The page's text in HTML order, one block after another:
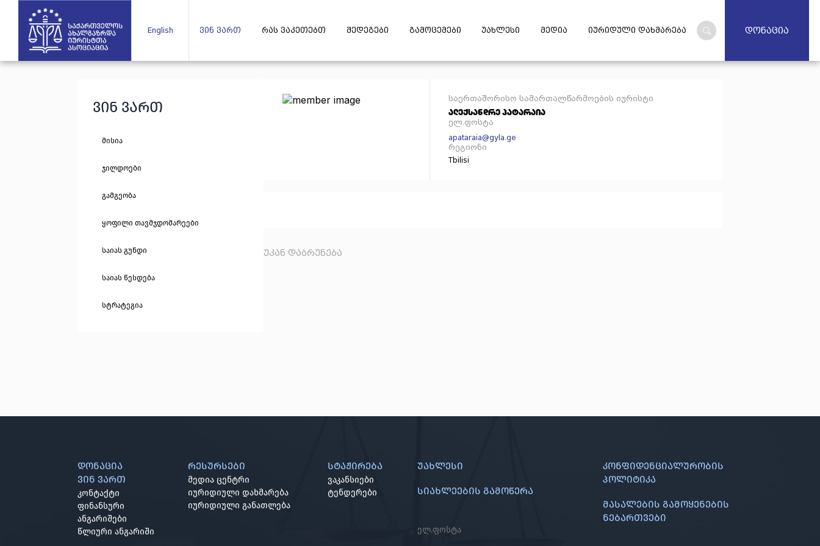
English ვინ ვართ რას ვაკეთებთ შედეგები გამოცემები უახლესი მედია იურიდული დახმარება დონაცია
ვინ ვართ
მისია
ჯილდოები
გამგეობა
ყოფილი თავმჯდომარეები
საიას გუნდი
საიას წესდება
სტრატეგია
საერთაშორისო სამართალწარმოების იურისტი
ალექსანდრე პატარაია
ელ.ფოსტა
apataraia@gyla.ge
რეგიონი
Tbilisi
უკან დაბრუნება
დონაცია
ვინ ვართ
კონტაქტი
ფინანსური
ანგარიშები
წლიური ანგარიში
რესურსები
მედია ცენტრი
იურიდიული დახმარება
იურიდიული განათლება
სტაჟირება
ვაკანსიები
ტენდერები
უახლესი
სიახლეების გამოწერა
კონფიდენციალურობის
პოლიტიკა
მასალების გამოყენების
ნებართვები